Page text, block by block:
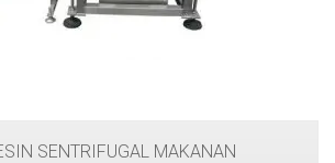
SENTRIFUGAL MAKANAN